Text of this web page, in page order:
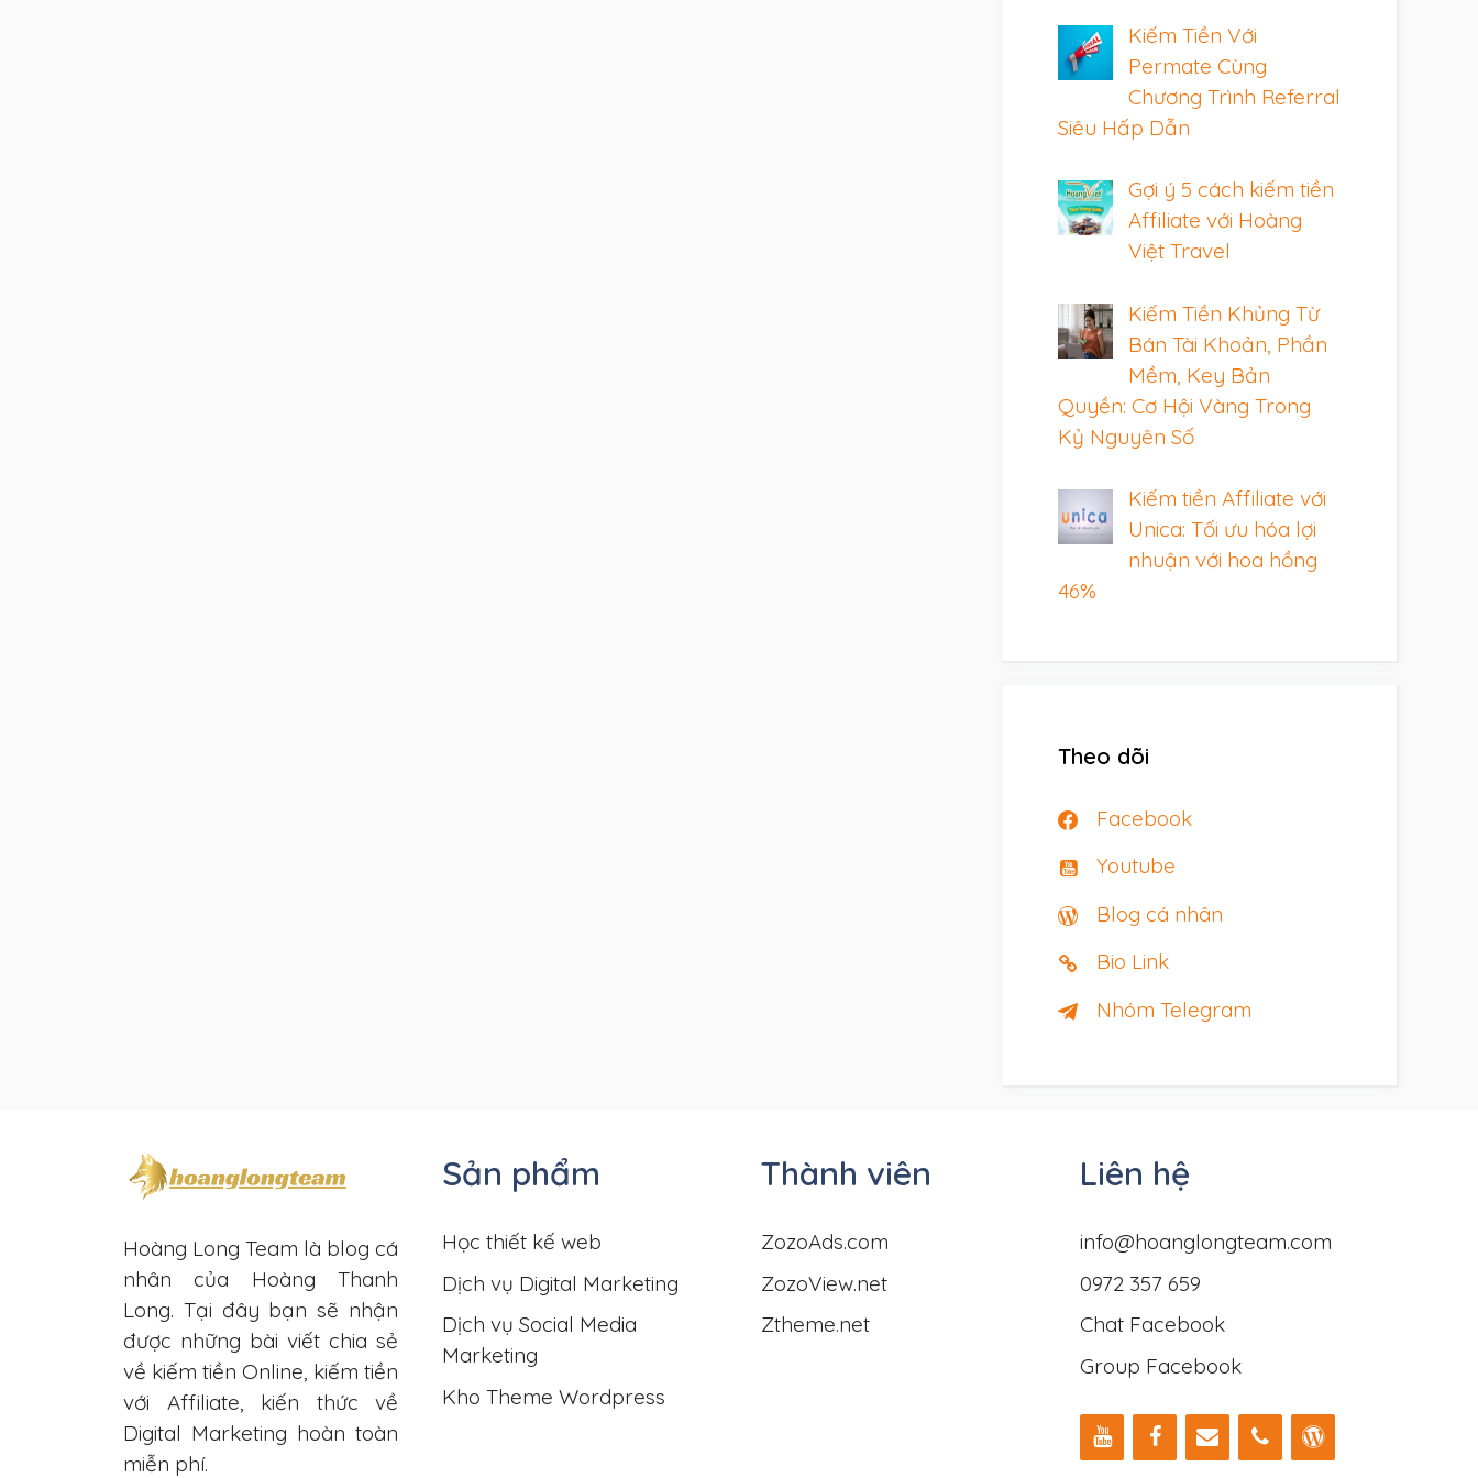
Kiếm Tiền Với
Permate Cùng
Chương Trình Referral
Siêu Hấp Dẫn
Gợi ý 5 cách kiếm tiền
Affiliate với Hoàng
Việt Travel
Kiếm Tiền Khủng Từ
Bán Tài Khoản, Phần
Mềm, Key Bản
Quyền: Cơ Hội Vàng Trong
Kỷ Nguyên Số
Kiếm tiền Affiliate với
Unica: Tối ưu hóa lợi
nhuận với hoa hồng
46%
Theo dõi
Facebook
Youtube
Blog cá nhân
Bio Link
Nhóm Telegram
Hoàng Long Team là blog cá
nhân của Hoàng Thanh
Long. Tại đây bạn sẽ nhận
được những bài viết chia sẻ
về kiếm tiền Online, kiếm tiền
với Affiliate, kiến thức về
Digital Marketing hoàn toàn
miễn phí.
Sản phẩm
Học thiết kế web
Dịch vụ Digital Marketing
Dịch vụ Social Media
Marketing
Kho Theme Wordpress
Thành viên
ZozoAds.com
ZozoView.net
Ztheme.net
Liên hệ
info@hoanglongteam.com
0972 357 659
Chat Facebook
Group Facebook